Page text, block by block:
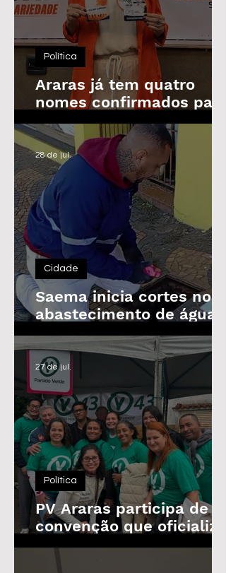
Araras já tem quatro
nomes confirmados para
as Eleições de 2026
Política
Saema inicia cortes no
abastecimento de água
de imóveis inadimplentes
a partir de 3 de agosto
Cidade
28 de jul.
PV Araras participa de
convenção que oficializa
candidaturas da
Política
27 de jul.